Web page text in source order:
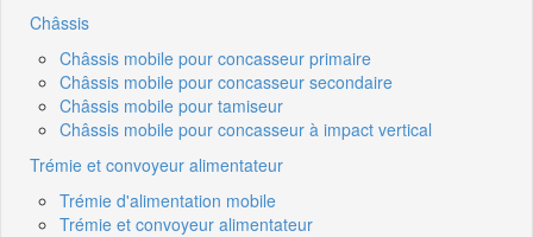
Châssis
Châssis mobile pour concasseur primaire
Châssis mobile pour concasseur secondaire
Châssis mobile pour tamiseur
Châssis mobile pour concasseur à impact vertical
Trémie et convoyeur alimentateur
Trémie d'alimentation mobile
Trémie et convoyeur alimentateur